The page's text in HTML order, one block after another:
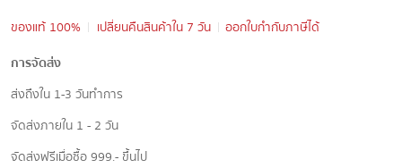
ของแท้ 100%
เปลี่ยนคืนสินค้าใน 7 วัน
ออกใบกำกับภาษีได้
การจัดส่ง
ส่งถึงใน 1-3 วันทำการ
จัดส่งภายใน 1 - 2 วัน
จัดส่งฟรีเมื่อซื้อ 999.- ขึ้นไป